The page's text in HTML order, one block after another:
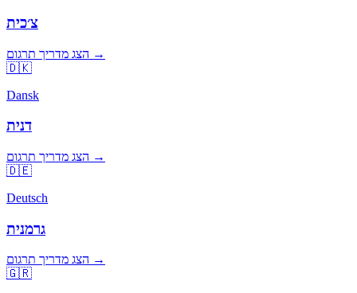
צ׳כית
הצג מדריך תרגום →
🇩🇰
Dansk
דנית
הצג מדריך תרגום →
🇩🇪
Deutsch
גרמנית
הצג מדריך תרגום →
🇬🇷